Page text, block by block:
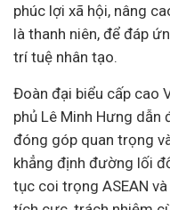
phúc lợi xã hội, nâng
là thanh niên, để đáp
trí tuệ nhân tạo.
Đoàn đại biểu cấp cao
phủ Lê Minh Hưng dẫn
đóng góp quan trọng
khẳng định đường lối
tục coi trọng ASEAN